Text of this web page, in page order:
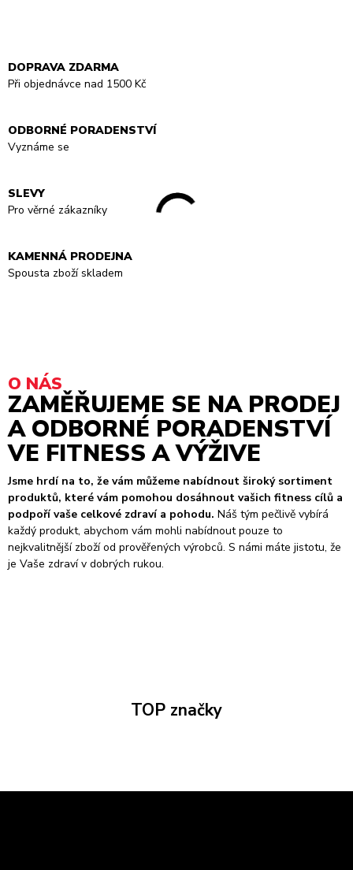
DOPRAVA ZDARMA
Při objednávce nad 1500 Kč
ODBORNÉ PORADENSTVÍ
Vyznáme se
SLEVY
Pro věrné zákazníky
KAMENNÁ PRODEJNA
Spousta zboží skladem
O NÁS
ZAMĚŘUJEME SE NA PRODEJ
A ODBORNÉ PORADENSTVÍ
VE FITNESS A VÝŽIVE
Jsme hrdí na to, že vám můžeme nabídnout široký sortiment
produktů, které vám pomohou dosáhnout vašich fitness cílů a
podpoří vaše celkové zdraví a pohodu. Náš tým pečlivě vybírá
každý produkt, abychom vám mohli nabídnout pouze to
nejkvalitnější zboží od prověřených výrobců. S námi máte jistotu, že
je Vaše zdraví v dobrých rukou.
TOP značky